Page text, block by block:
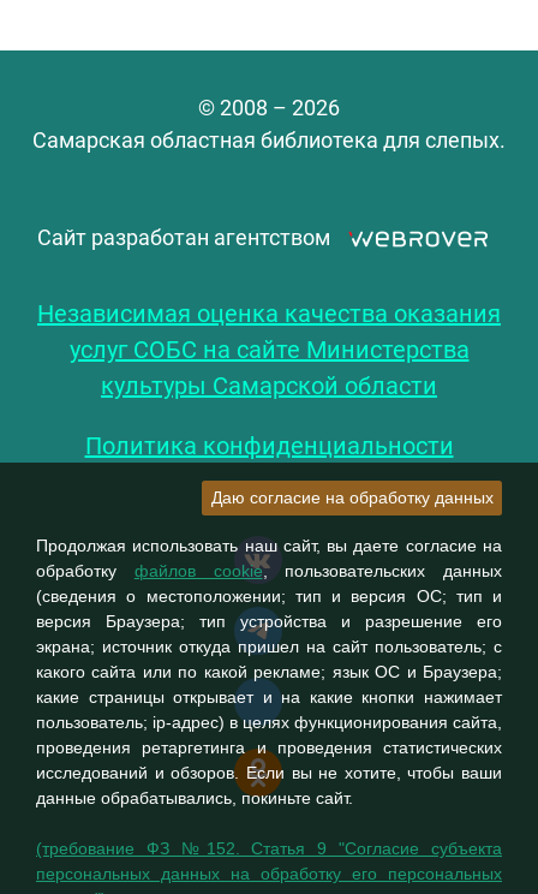
© 2008 – 2026
Самарская областная библиотека для слепых.
Сайт разработан агентством
Независимая оценка качества оказания
услуг СОБС на сайте Министерства
культуры Самарской области
Политика конфиденциальности
Даю согласие на обработку данных
Продолжая использовать наш сайт, вы даете согласие на
обработку файлов cookie, пользовательских данных
(сведения о местоположении; тип и версия ОС; тип и
версия Браузера; тип устройства и разрешение его
экрана; источник откуда пришел на сайт пользователь; с
какого сайта или по какой рекламе; язык ОС и Браузера;
какие страницы открывает и на какие кнопки нажимает
пользователь; ip-адрес) в целях функционирования сайта,
проведения ретаргетинга и проведения статистических
исследований и обзоров. Если вы не хотите, чтобы ваши
данные обрабатывались, покиньте сайт.
(требование ФЗ №152. Статья 9 "Согласие субъекта
персональных данных на обработку его персональных